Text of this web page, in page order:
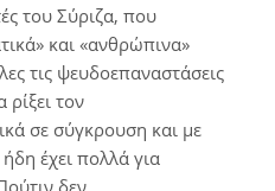
του Σύριζα, που
και «ανθρώπινα»
τις ψευδοεπαναστάσεις
τον
σε σύγκρουση και με
έχει πολλά για
δεν